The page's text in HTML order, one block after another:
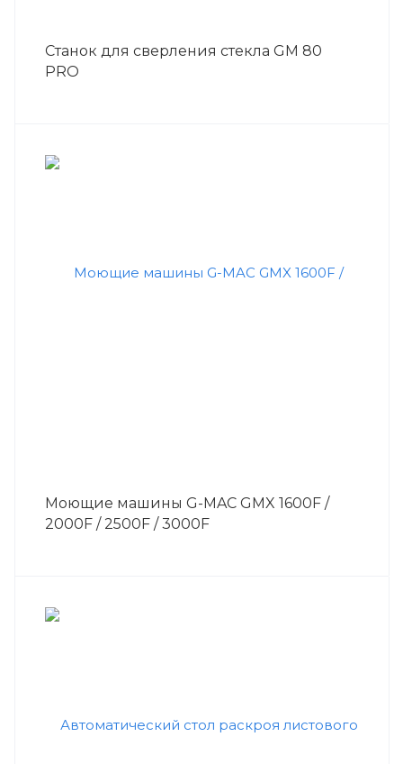
Станок для сверления стекла GM 80
PRO
Моющие машины G-MAC GMX 1600F /
2000F / 2500F / 3000F